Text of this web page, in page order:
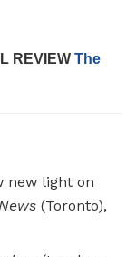
REVIEW The
new light on
(Toronto),